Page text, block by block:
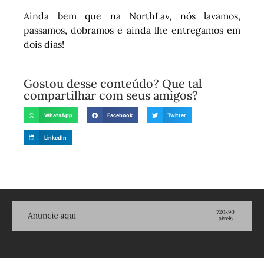
Ainda bem que na NorthLav, nós lavamos,
passamos, dobramos e ainda lhe entregamos em
dois dias!
Gostou desse conteúdo? Que tal
compartilhar com seus amigos?
WhatsApp Facebook Twitter
LinkedIn